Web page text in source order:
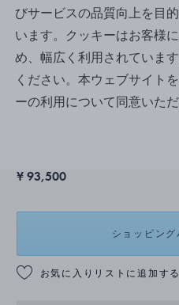
ムーンライト グレープ コレクショ
ムーンライト グ
（MOONLIGHT
¥ 93,500
ショッピン
お気に入りリストに追加する
びサービスの品質向上を目
います。クッキーはお客様
め、幅広く利用されていま
ください。本ウェブサイト
ーの利用について同意いた